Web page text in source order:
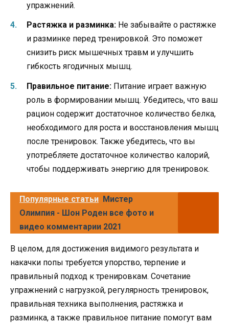
упражнений.
Растяжка и разминка: Не забывайте о растяжке
и разминке перед тренировкой. Это поможет
снизить риск мышечных травм и улучшить
гибкость ягодичных мышц.
Правильное питание: Питание играет важную
роль в формировании мышц. Убедитесь, что ваш
рацион содержит достаточное количество белка,
необходимого для роста и восстановления мышц
после тренировок. Также убедитесь, что вы
употребляете достаточное количество калорий,
чтобы поддерживать энергию для тренировок.
Популярные статьи Мистер
Олимпия - Шон Роден все фото и
видео комментарии 2021
В целом, для достижения видимого результата и
накачки попы требуется упорство, терпение и
правильный подход к тренировкам. Сочетание
упражнений с нагрузкой, регулярность тренировок,
правильная техника выполнения, растяжка и
разминка, а также правильное питание помогут вам